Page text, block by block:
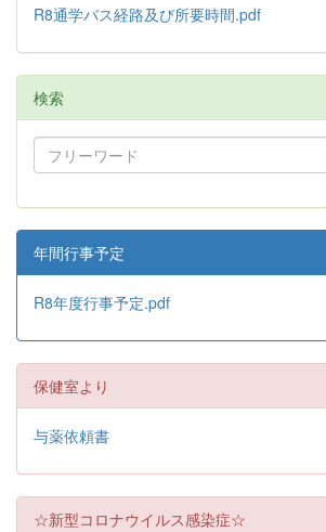
R8通学バス経路及び所要時間.pdf
検索
年間行事予定
R8年度行事予定.pdf
保健室より
与薬依頼書
☆新型コロナウイルス感染症☆